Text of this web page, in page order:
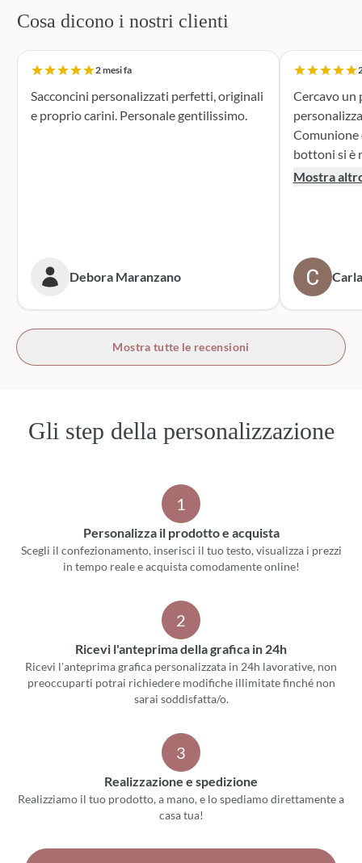
Cosa dicono i nostri clienti
2 mesi fa
Sacconcini personalizzati perfetti, originali
e proprio carini. Personale gentilissimo.
Debora Maranzano
Cercavo
Comunione di
bottoni si è
supporto
prossime
bottoni!
Mostra
Mostra tutte le recensioni
Gli step della personalizzazione
1
Personalizza il prodotto e acquista
Scegli il confezionamento, inserisci il tuo testo, visualizza i prezzi
in tempo reale e acquista comodamente online!
2
Ricevi l'anteprima della grafica in 24h
Ricevi l'anteprima grafica personalizzata in 24h lavorative, non
preoccuparti potrai richiedere modifiche illimitate finché non
sarai soddisfatta/o.
3
Realizzazione e spedizione
Realizziamo il tuo prodotto, a mano, e lo spediamo direttamente a
casa tua!